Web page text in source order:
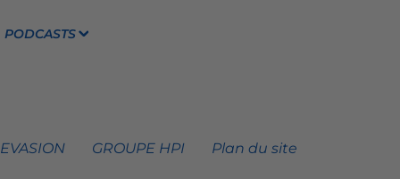
PODCASTS
GROUPE HPI Plan du site